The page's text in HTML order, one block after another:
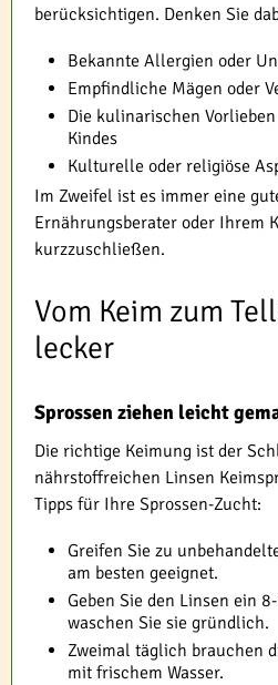
berücksichtigen. Denken Sie
Bekannte Allergien oder
Empfindliche Mägen oder
Die kulinarischen
Kindes
Kulturelle oder religiöse
Im Zweifel ist es immer eine
Ernährungsberater oder Ihrem
kurzzuschließen.
Vom Keim zum
lecker
Sprossen ziehen leicht
Die richtige Keimung ist der
nährstoffreichen Linsen
Tipps für Ihre Sprossen-Zucht:
Greifen Sie zu
am besten geeignet.
Geben Sie den Linsen ein
waschen Sie sie gründlich.
Zweimal täglich brauchen
mit frischem Wasser.